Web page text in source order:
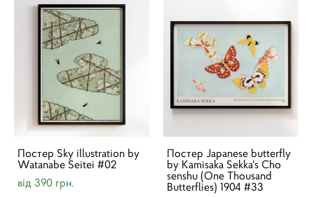
Постер Sky illustration by
Watanabe Seitei #02
від 390 грн.
Постер Japanese butterfly
by Kamisaka Sekka's Cho
senshu (One Thousand
Butterflies) 1904 #33